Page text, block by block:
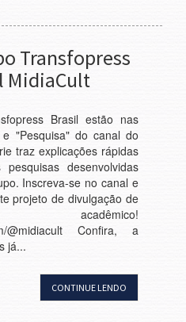
Transfopress
MidiaCult
Brasil estão nas
e "Pesquisa" do canal do
traz explicações rápidas
desenvolvidas
Inscreva-se no canal e
projeto de divulgação de
@midiacult Confira, a
já...
CONTINUE LENDO